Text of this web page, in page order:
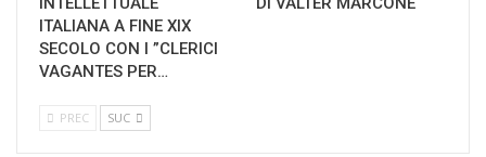
ITALIANA A FINE XIX
SECOLO CON I ”CLERICI
VAGANTES PER…
PREC SUC